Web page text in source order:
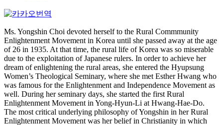
Ms. Yongshin Choi devoted herself to the Rural Commmunity
Enlightenment Movement in Korea until she passed away at the age
of 26 in 1935. At that time, the rural life of Korea was so miserable
due to the exploitation of Japanese rulers. In order to achieve her
dream of enlightening the rural areas, she entered the Hyupsung
Women’s Theological Seminary, where she met Esther Hwang who
was famous for the Enlightenment and Independence Movement as
well. During her seminary days, she started the first Rural
Enlightenment Movement in Yong-Hyun-Li at Hwang-Hae-Do.
The most critical underlying philosophy of Yongshin in her Rural
Enlightenment Movement was her belief in Christianity in which